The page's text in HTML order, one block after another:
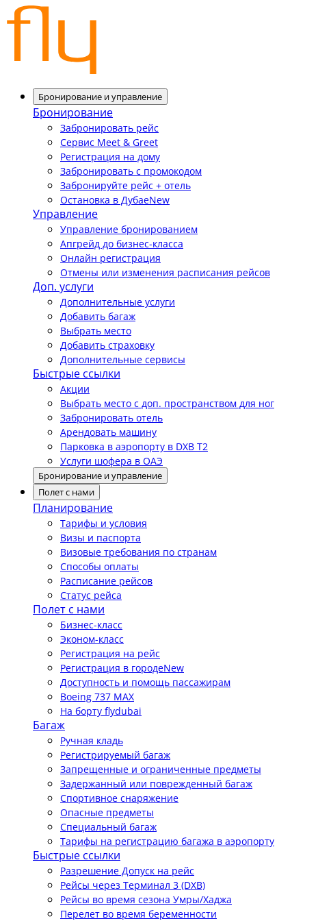
Бронирование и управление
Бронирование
Забронировать рейс
Сервис Meet & Greet
Регистрация на дому
Забронировать с промокодом
Забронируйте рейс + отель
Остановка в ДубаеNew
Управление
Управление бронированием
Апгрейд до бизнес-класса
Онлайн регистрация
Отмены или изменения расписания рейсов
Доп. услуги
Дополнительные услуги
Добавить багаж
Выбрать место
Добавить страховку
Дополнительные сервисы
Быстрые ссылки
Акции
Выбрать место с доп. пространством для ног
Забронировать отель
Арендовать машину
Парковка в аэропорту в DXB T2
Услуги шофера в ОАЭ
Бронирование и управление
Полет с нами
Планирование
Тарифы и условия
Визы и паспорта
Визовые требования по странам
Способы оплаты
Расписание рейсов
Статус рейса
Полет с нами
Бизнес-класс
Эконом-класс
Регистрация на рейс
Регистрация в городеNew
Доступность и помощь пассажирам
Boeing 737 MAX
На борту flydubai
Багаж
Ручная кладь
Регистрируемый багаж
Запрещенные и ограниченные предметы
Задержанный или поврежденный багаж
Спортивное снаряжение
Опасные предметы
Специальный багаж
Тарифы на регистрацию багажа в аэропорту
Быстрые ссылки
Разрешение Допуск на рейс
Рейсы через Терминал 3 (DXB)
Рейсы во время сезона Умры/Хаджа
Перелет во время беременности